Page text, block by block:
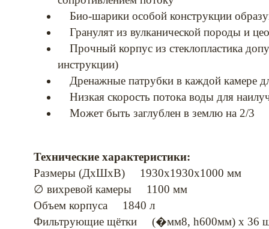
Био-шарики особой конструкции
Гранулят из вулканической породы и
Прочный корпус из стеклопластика
инструкции)
Дренажные патрубки в каждой камере
Низкая скорость потока воды для
Может быть заглублен в землю на 2/3
Технические характеристики:
Размеры (ДхШхВ) 1930х1930х1000 мм
∅ вихревой камеры 1100 мм
Объем корпуса 1840 л
Фильтрующие щётки (�мм8, h600мм) х 36